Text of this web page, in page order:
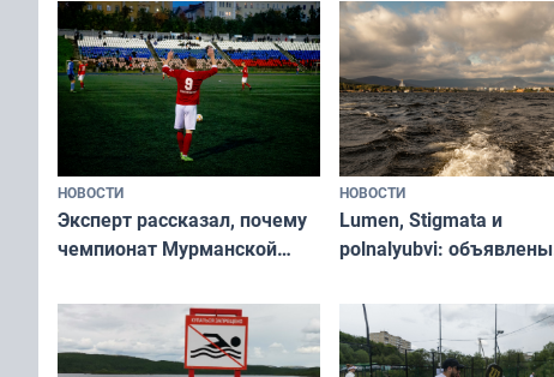
«Туризм для своих»
НОВОСТИ
Эксперт рассказал, почему
чемпионат Мурманской
незамеченным
НОВОСТИ
Lumen, Stigmata и
polnalyubvi: объявлены
«Имандра» в 2026 года